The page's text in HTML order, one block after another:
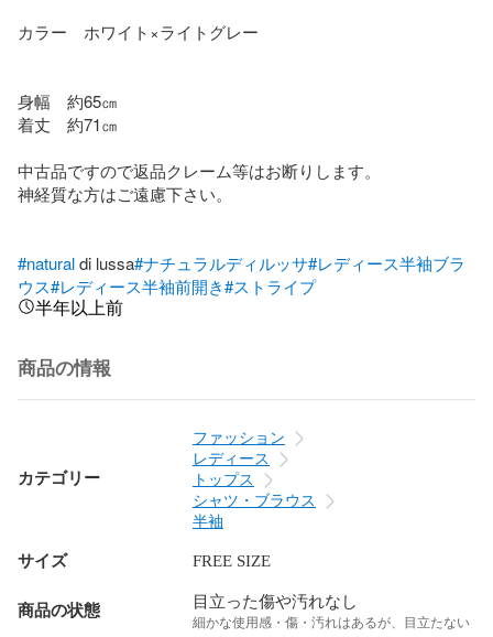
カラー　ホワイト×ライトグレー
身幅　約65㎝
着丈　約71㎝
中古品ですので返品クレーム等はお断りします。
神経質な方はご遠慮下さい。
#natural di lussa#ナチュラルディルッサ#レディース半袖ブラ
ウス#レディース半袖前開き#ストライプ
半年以上前
商品の情報
カテゴリー
ファッション
レディース
トップス
シャツ・ブラウス
半袖
サイズ FREE SIZE
商品の状態 目立った傷や汚れなし
細かな使用感・傷・汚れはあるが、目立たない